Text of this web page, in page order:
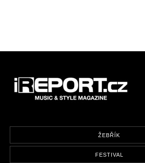
ŽEBŘÍK
FESTIVAL